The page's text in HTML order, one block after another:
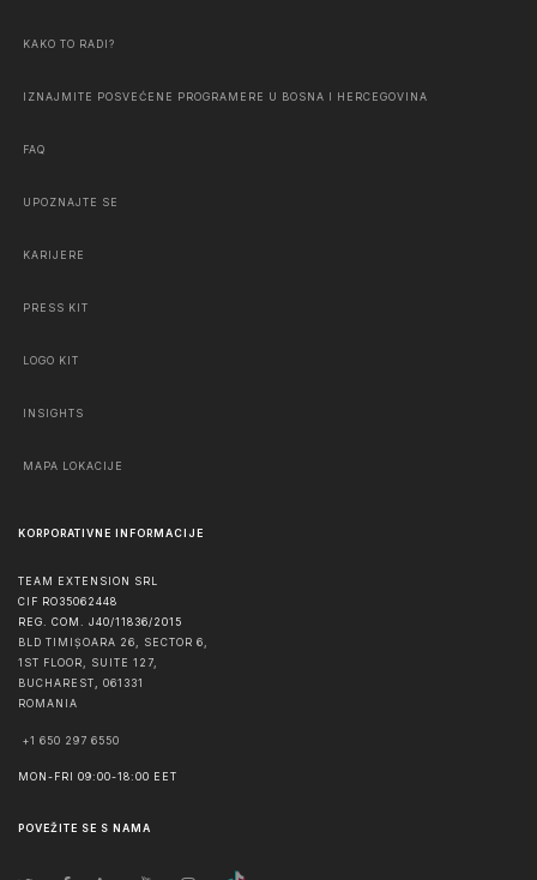
KAKO TO RADI?
IZNAJMITE POSVEĆENE PROGRAMERE U BOSNA I HERCEGOVINA
FAQ
UPOZNAJTE SE
KARIJERE
PRESS KIT
LOGO KIT
INSIGHTS
MAPA LOKACIJE
KORPORATIVNE INFORMACIJE
TEAM EXTENSION SRL
CIF RO35062448
REG. COM. J40/11836/2015
BLD TIMIȘOARA 26, SECTOR 6,
1ST FLOOR, SUITE 127,
BUCHAREST
061331
ROMANIA
+1 650 297 6550
MON-FRI 09:00-18:00 EET
POVEŽITE SE S NAMA